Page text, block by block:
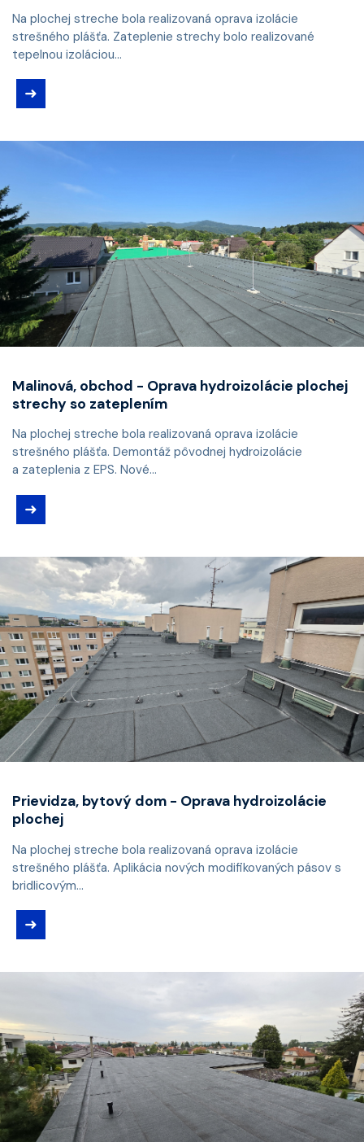
Na plochej streche bola realizovaná oprava izolácie
strešného plášťa. Zateplenie strechy bolo realizované
tepelnou izoláciou...
➜
Malinová, obchod - Oprava hydroizolácie plochej
strechy so zateplením
Na plochej streche bola realizovaná oprava izolácie
strešného plášťa. Demontáž pôvodnej hydroizolácie
a zateplenia z EPS. Nové...
➜
Prievidza, bytový dom - Oprava hydroizolácie
plochej
Na plochej streche bola realizovaná oprava izolácie
strešného plášťa. Aplikácia nových modifikovaných pásov s
bridlicovým...
➜